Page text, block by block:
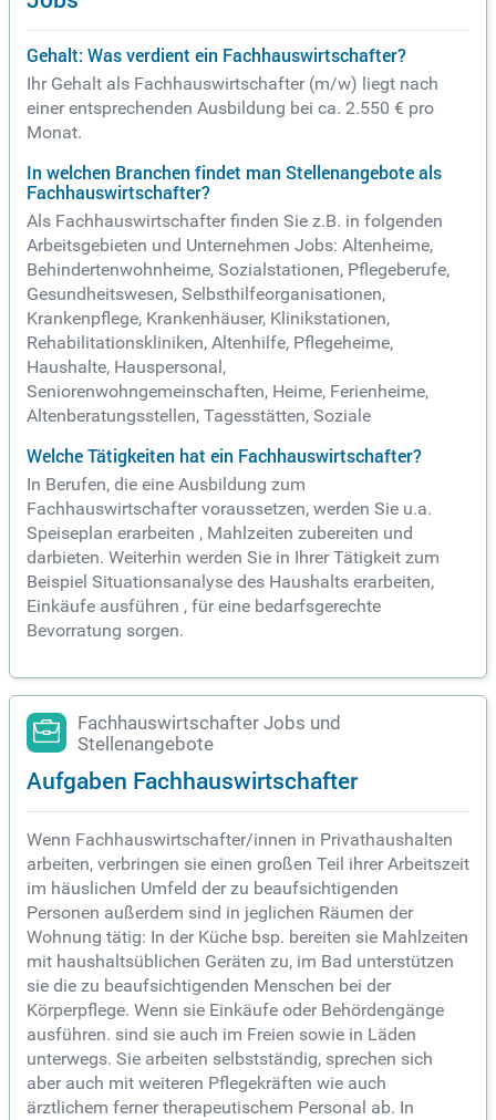
Gehalt: Was verdient ein Fachhauswirtschafter?
Ihr Gehalt als Fachhauswirtschafter (m/w) liegt nach
einer entsprechenden Ausbildung bei ca. 2.550 € pro
Monat.
In welchen Branchen findet man Stellenangebote als
Fachhauswirtschafter?
Als Fachhauswirtschafter finden Sie z.B. in folgenden
Arbeitsgebieten und Unternehmen Jobs: Altenheime,
Behindertenwohnheime, Sozialstationen, Pflegeberufe,
Gesundheitswesen, Selbsthilfeorganisationen,
Krankenpflege, Krankenhäuser, Klinikstationen,
Rehabilitationskliniken, Altenhilfe, Pflegeheime,
Haushalte, Hauspersonal,
Seniorenwohngemeinschaften, Heime, Ferienheime,
Altenberatungsstellen, Tagesstätten, Soziale
Welche Tätigkeiten hat ein Fachhauswirtschafter?
In Berufen, die eine Ausbildung zum
Fachhauswirtschafter voraussetzen, werden Sie u.a.
Speiseplan erarbeiten , Mahlzeiten zubereiten und
darbieten. Weiterhin werden Sie in Ihrer Tätigkeit zum
Beispiel Situationsanalyse des Haushalts erarbeiten,
Einkäufe ausführen , für eine bedarfsgerechte
Bevorratung sorgen.
Fachhauswirtschafter Jobs und
Stellenangebote
Aufgaben Fachhauswirtschafter
Wenn Fachhauswirtschafter/innen in Privathaushalten
arbeiten, verbringen sie einen großen Teil ihrer Arbeitszeit
im häuslichen Umfeld der zu beaufsichtigenden
Personen außerdem sind in jeglichen Räumen der
Wohnung tätig: In der Küche bsp. bereiten sie Mahlzeiten
mit haushaltsüblichen Geräten zu, im Bad unterstützen
sie die zu beaufsichtigenden Menschen bei der
Körperpflege. Wenn sie Einkäufe oder Behördengänge
ausführen. sind sie auch im Freien sowie in Läden
unterwegs. Sie arbeiten selbstständig, sprechen sich
aber auch mit weiteren Pflegekräften wie auch
ärztlichem ferner therapeutischem Personal ab. In